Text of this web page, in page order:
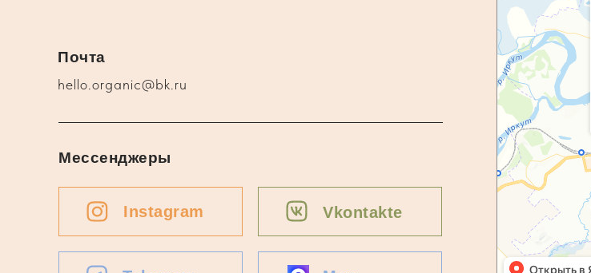
hello.organic@bk.ru
Почта
Instagram Vkontakte
Мессенджеры